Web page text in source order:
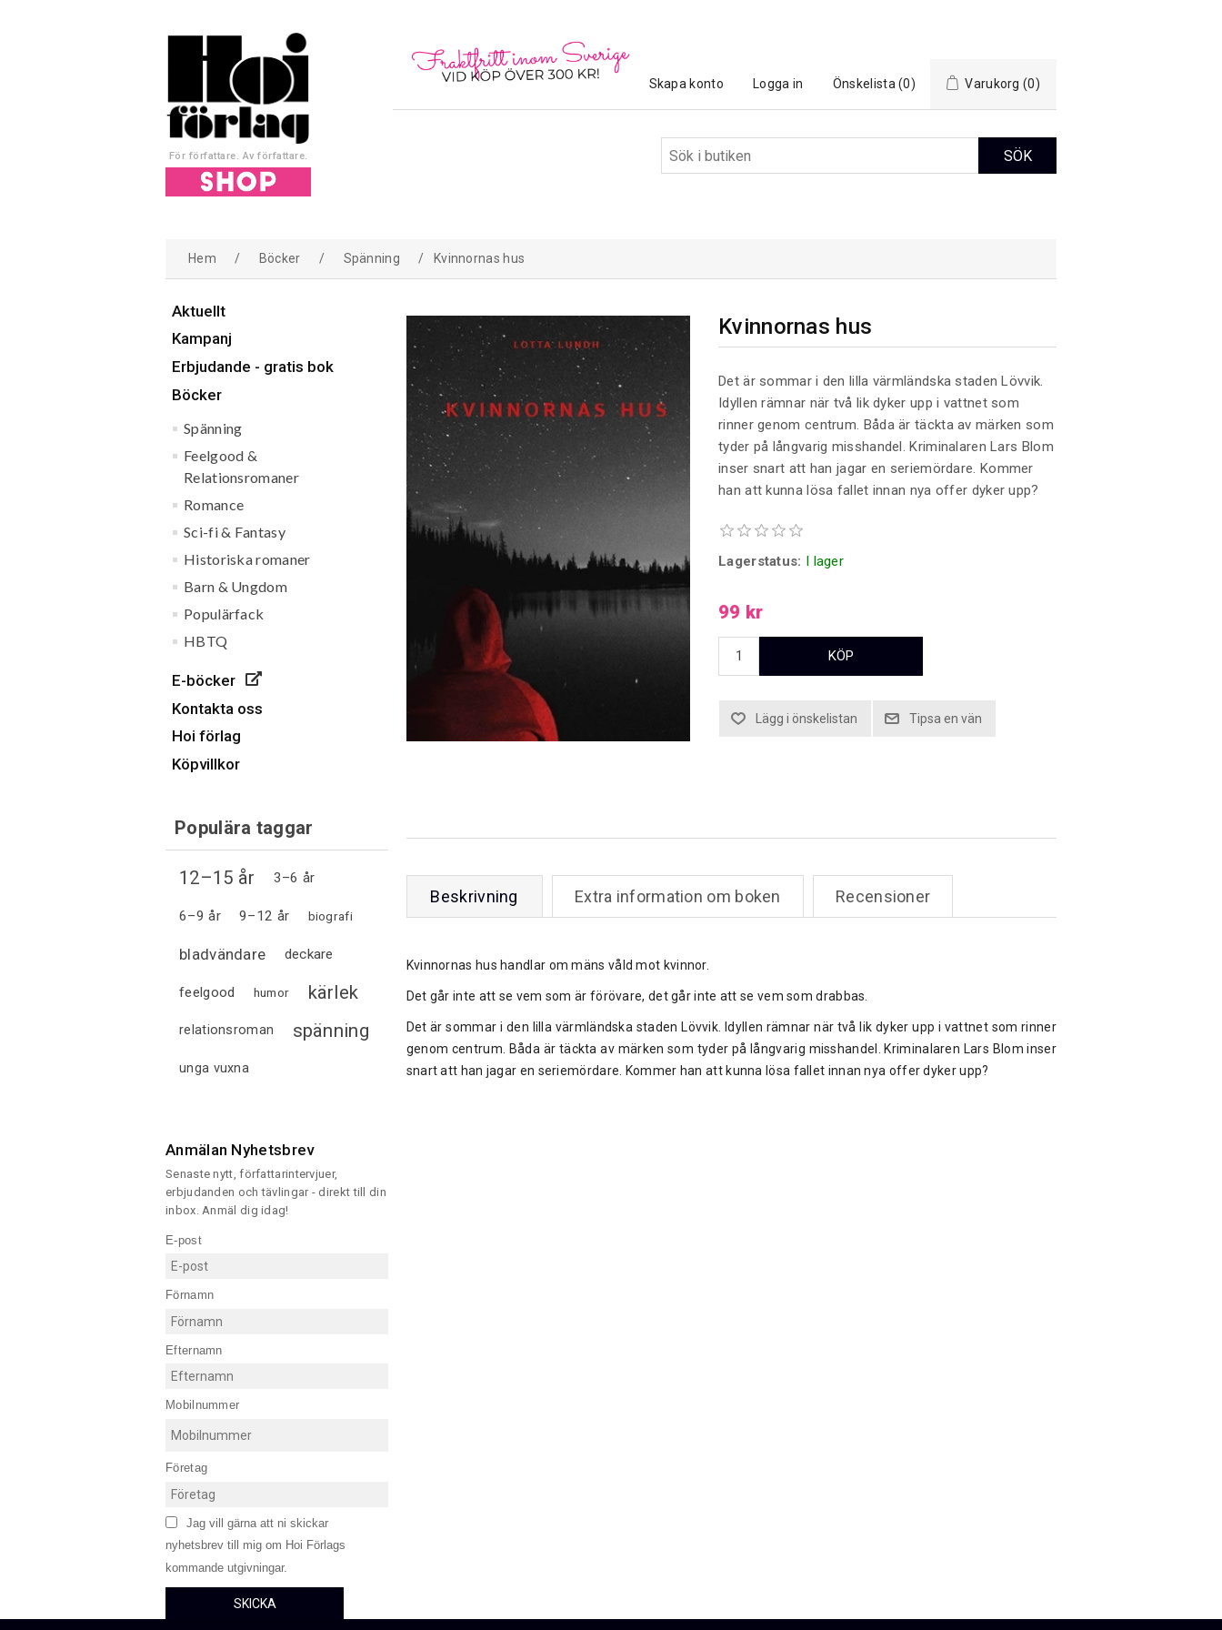
För författare. Av författare.
Skapa konto Logga in Önskelista (0) Varukorg (0)
Hem / Böcker / Spänning / Kvinnornas hus
Aktuellt
Kampanj
Erbjudande - gratis bok
Böcker
Spänning
Feelgood &
Relationsromaner
Romance
Sci-fi & Fantasy
Historiska romaner
Barn & Ungdom
Populärfack
HBTQ
E-böcker
Kontakta oss
Hoi förlag
Köpvillkor
Populära taggar
12–15 år 3–6 år
6–9 år 9–12 år biografi
bladvändare deckare
feelgood humor kärlek
relationsroman spänning
unga vuxna
Anmälan Nyhetsbrev
Senaste nytt, författarintervjuer,
erbjudanden och tävlingar - direkt till din
inbox. Anmäl dig idag!
E-post
Förnamn
Efternamn
Mobilnummer
Företag
Jag vill gärna att ni skickar
nyhetsbrev till mig om Hoi Förlags
kommande utgivningar.
SKICKA
Kvinnornas hus
Det är sommar i den lilla värmländska staden Lövvik.
Idyllen rämnar när två lik dyker upp i vattnet som
rinner genom centrum. Båda är täckta av märken som
tyder på långvarig misshandel. Kriminalaren Lars Blom
inser snart att han jagar en seriemördare. Kommer
han att kunna lösa fallet innan nya offer dyker upp?
Lagerstatus: I lager
99 kr
Beskrivning Extra information om boken Recensioner
Kvinnornas hus handlar om mäns våld mot kvinnor.
Det går inte att se vem som är förövare, det går inte att se vem som drabbas.
Det är sommar i den lilla värmländska staden Lövvik. Idyllen rämnar när två lik dyker upp i vattnet som rinner
genom centrum. Båda är täckta av märken som tyder på långvarig misshandel. Kriminalaren Lars Blom inser
snart att han jagar en seriemördare. Kommer han att kunna lösa fallet innan nya offer dyker upp?